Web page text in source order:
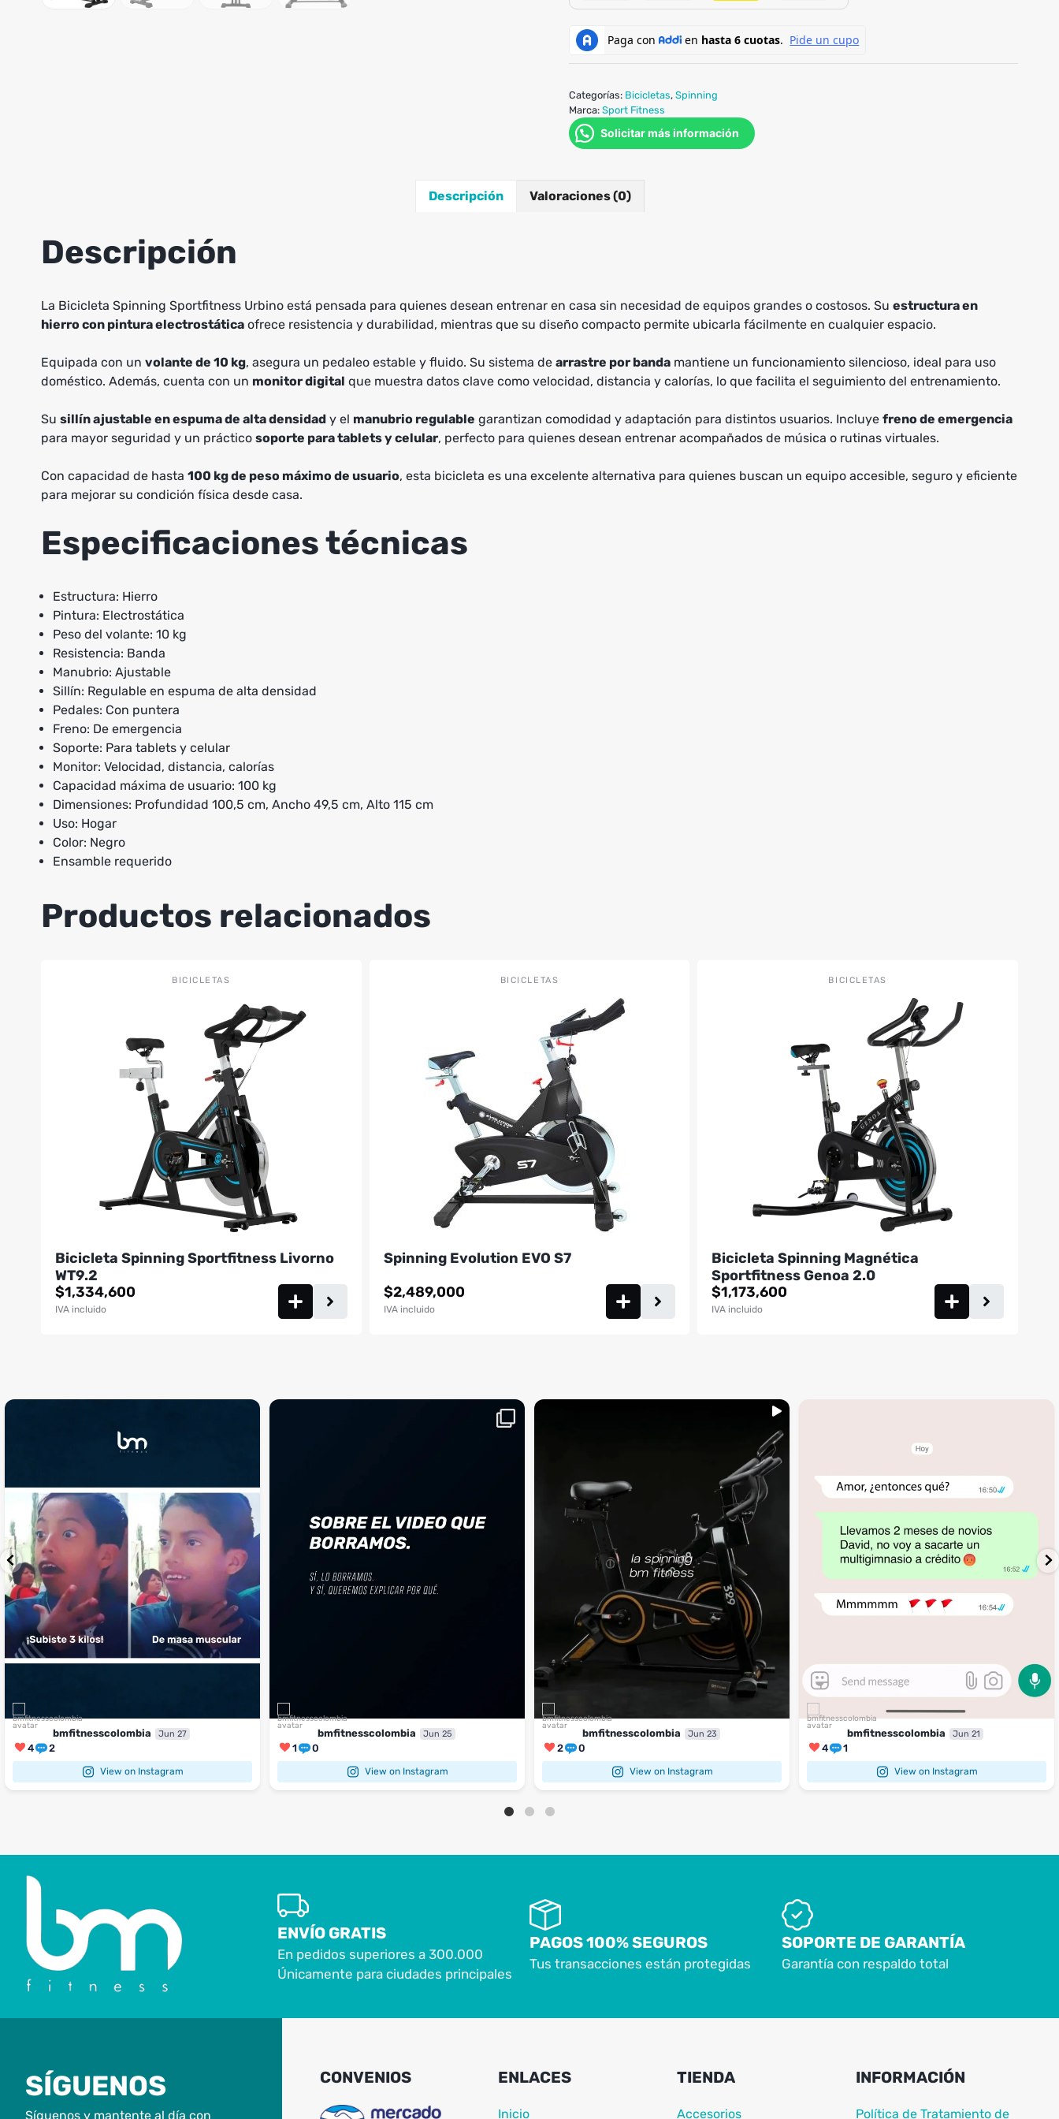
Categorías: Bicicletas, Spinning
Marca: Sport Fitness
Solicitar más información
Descripción Valoraciones (0)
Descripción
La Bicicleta Spinning Sportfitness Urbino está pensada para quienes desean entrenar en casa sin necesidad de equipos grandes o costosos. Su estructura en
hierro con pintura electrostática ofrece resistencia y durabilidad, mientras que su diseño compacto permite ubicarla fácilmente en cualquier espacio.
Equipada con un volante de 10 kg, asegura un pedaleo estable y fluido. Su sistema de arrastre por banda mantiene un funcionamiento silencioso, ideal para uso
doméstico. Además, cuenta con un monitor digital que muestra datos clave como velocidad, distancia y calorías, lo que facilita el seguimiento del entrenamiento.
Su sillín ajustable en espuma de alta densidad y el manubrio regulable garantizan comodidad y adaptación para distintos usuarios. Incluye freno de emergencia
para mayor seguridad y un práctico soporte para tablets y celular, perfecto para quienes desean entrenar acompañados de música o rutinas virtuales.
Con capacidad de hasta 100 kg de peso máximo de usuario, esta bicicleta es una excelente alternativa para quienes buscan un equipo accesible, seguro y eficiente
para mejorar su condición física desde casa.
Especificaciones técnicas
Estructura: Hierro
Pintura: Electrostática
Peso del volante: 10 kg
Resistencia: Banda
Manubrio: Ajustable
Sillín: Regulable en espuma de alta densidad
Pedales: Con puntera
Freno: De emergencia
Soporte: Para tablets y celular
Monitor: Velocidad, distancia, calorías
Capacidad máxima de usuario: 100 kg
Dimensiones: Profundidad 100,5 cm, Ancho 49,5 cm, Alto 115 cm
Uso: Hogar
Color: Negro
Ensamble requerido
Productos relacionados
BICICLETAS
Bicicleta Spinning Sportfitness Livorno
WT9.2
$1,334,600
IVA incluido
BICICLETAS
Spinning Evolution EVO S7
$2,489,000
IVA incluido
BICICLETAS
Bicicleta Spinning Magnética
Sportfitness Genoa 2.0
$1,173,600
IVA incluido
bmfitnesscolombia Jun 27
4 2
View on Instagram
bmfitnesscolombia Jun 25
1 0
View on Instagram
bmfitnesscolombia Jun 23
2 0
View on Instagram
bmfitnesscolombia Jun 21
4 1
View on Instagram
ENVÍO GRATIS
En pedidos superiores a 300.000
Únicamente para ciudades principales
PAGOS 100% SEGUROS
Tus transacciones están protegidas
SOPORTE DE GARANTÍA
Garantía con respaldo total
SÍGUENOS
Síguenos y mantente al día con
CONVENIOS ENLACES
Inicio
TIENDA
Accesorios
INFORMACIÓN
Política de Tratamiento de